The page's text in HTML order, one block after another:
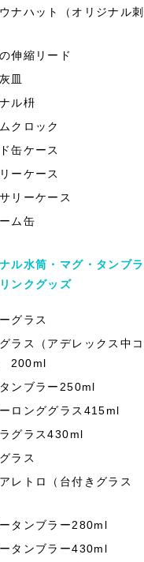
ナハット（オリジナル刺
伸縮リード
皿
ル枡
クロック
缶ケース
ーケース
リーケース
ム缶
ル水筒・マグ・タンブラ
ンクグッズ
グラス
ラス（アデレックス中コ
200ml
ンブラー250ml
ロンググラス415ml
グラス430ml
ラス
レトロ（台付きグラス
タンブラー280ml
タンブラー430ml